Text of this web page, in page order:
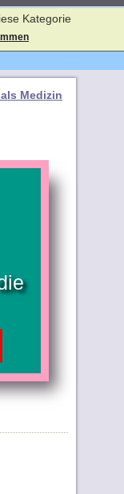
Kategorie
Medizin